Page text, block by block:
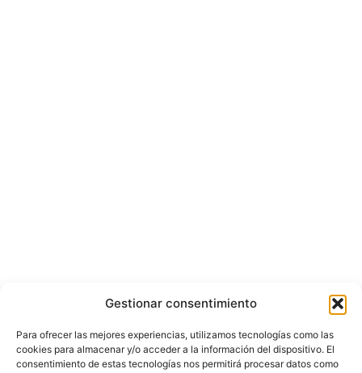
Gestionar consentimiento
Para ofrecer las mejores experiencias, utilizamos tecnologías como las
cookies para almacenar y/o acceder a la información del dispositivo. El
consentimiento de estas tecnologías nos permitirá procesar datos como